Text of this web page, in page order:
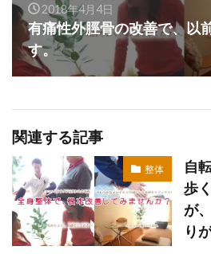
2018年4月4日
有痛性外脛骨の改善で、以
す。
関連する記事
整体
自
歩
が
り